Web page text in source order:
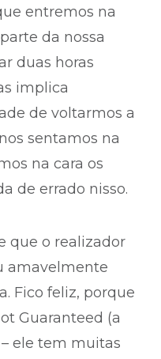
entremos na
da nossa
duas horas
implica
de voltarmos a
sentamos na
na cara os
de errado nisso.
que o realizador
amavelmente
Fico feliz, porque
Guaranteed (a
ele tem muitas